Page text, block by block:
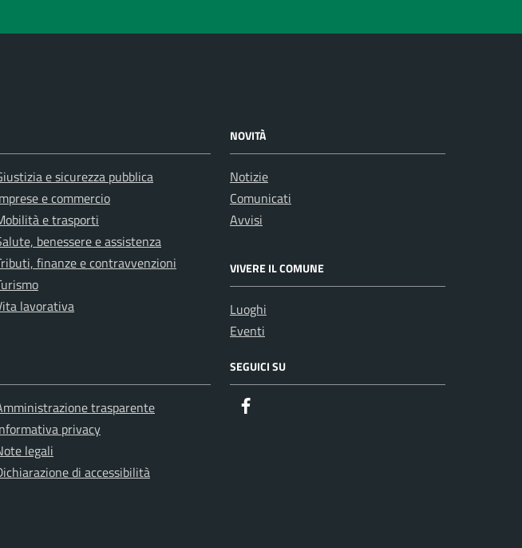
e sicurezza pubblica
e commercio
e trasporti
benessere e assistenza
finanze e contravvenzioni
lavorativa
NOVITÀ
Notizie
Comunicati
Avvisi
VIVERE IL COMUNE
Luoghi
Eventi
trasparente
privacy
legali
di accessibilità
SEGUICI SU